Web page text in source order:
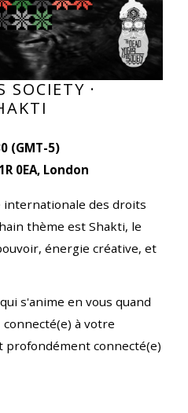
SOCIETY ·
(GMT-5)
0EA, London
des droits
thème est Shakti, le
énergie créative, et
s'anime en vous quand
à votre
profondément connecté(e)